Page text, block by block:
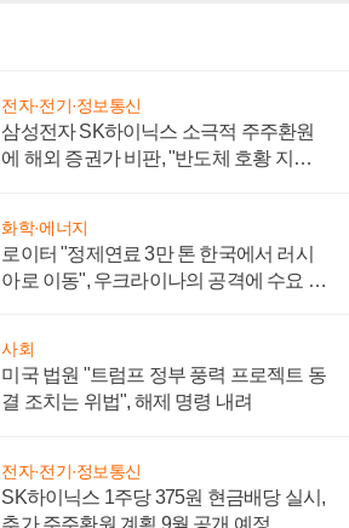
전자·전기·정보통신
삼성전자 SK하이닉스 소극적 주주환원
에 해외 증권가 비판, "반도체 호황 지속
화학·에너지
로이터 "정제연료 3만 톤 한국에서 러시
아로 이동", 우크라이나의 공격에 수요 늘
사회
미국 법원 "트럼프 정부 풍력 프로젝트 동
결 조치는 위법", 해제 명령 내려
전자·전기·정보통신
SK하이닉스 1주당 375원 현금배당 실시,
추가 주주환원 계획 9월 공개 예정